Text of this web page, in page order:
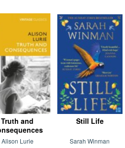
Truth and
Alison Lurie
Still Life
Sarah Winman